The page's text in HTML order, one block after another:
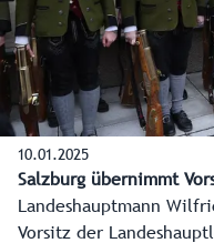
10.01.2025
Salzburg übernimmt
Landeshauptmann
Vorsitz der